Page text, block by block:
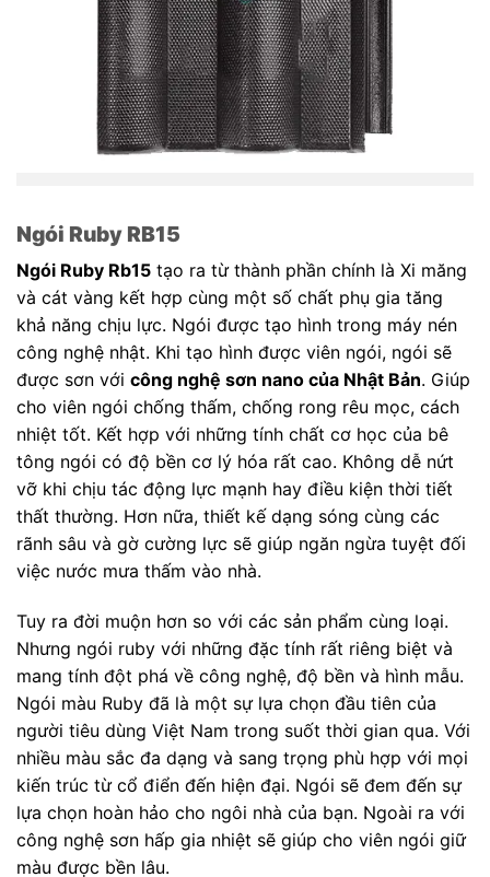
Ngói Ruby RB15
Ngói Ruby Rb15 tạo ra từ thành phần chính là Xi măng
và cát vàng kết hợp cùng một số chất phụ gia tăng
khả năng chịu lực. Ngói được tạo hình trong máy nén
công nghệ nhật. Khi tạo hình được viên ngói, ngói sẽ
được sơn với công nghệ sơn nano của Nhật Bản. Giúp
cho viên ngói chống thấm, chống rong rêu mọc, cách
nhiệt tốt. Kết hợp với những tính chất cơ học của bê
tông ngói có độ bền cơ lý hóa rất cao. Không dễ nứt
vỡ khi chịu tác động lực mạnh hay điều kiện thời tiết
thất thường. Hơn nữa, thiết kế dạng sóng cùng các
rãnh sâu và gờ cường lực sẽ giúp ngăn ngừa tuyệt đối
việc nước mưa thấm vào nhà.
Tuy ra đời muộn hơn so với các sản phẩm cùng loại.
Nhưng ngói ruby với những đặc tính rất riêng biệt và
mang tính đột phá về công nghệ, độ bền và hình mẫu.
Ngói màu Ruby đã là một sự lựa chọn đầu tiên của
người tiêu dùng Việt Nam trong suốt thời gian qua. Với
nhiều màu sắc đa dạng và sang trọng phù hợp với mọi
kiến trúc từ cổ điển đến hiện đại. Ngói sẽ đem đến sự
lựa chọn hoàn hảo cho ngôi nhà của bạn. Ngoài ra với
công nghệ sơn hấp gia nhiệt sẽ giúp cho viên ngói giữ
màu được bền lâu.